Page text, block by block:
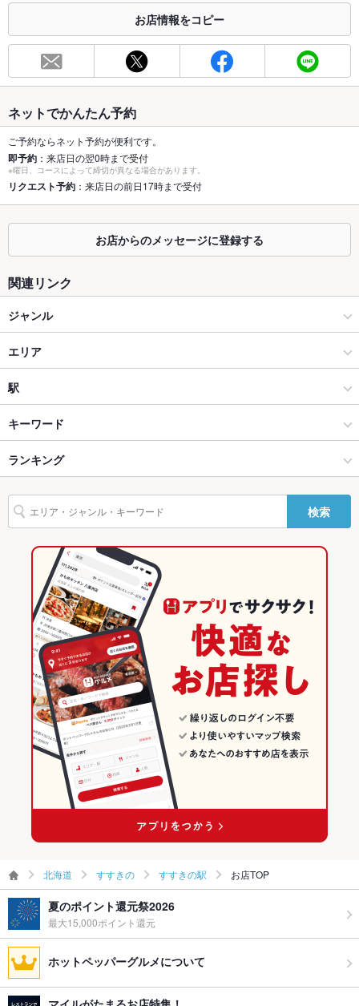
合わせください。
お席
100席(個室・テーブル席・カウンター)
容人数
個室 あり ：2室限定でご用意しております。
座敷 なし ：座敷席はございません。
掘りごたつ なし ：掘りごたつ席はございません。
あり ：バーカウンターをご用意しております。
貸切
貸切可 ：40名様から貸切可能です。お気軽にお問合せくださ
夜景がきれ
いなお席
設備
Wi-Fi
ー
駐車場 なし
カラオケ設
あり
バンド演奏 可
TV・プロジ
ェクタ
あり
その他設備 お気軽に店舗までお問い合わせください。
その他
飲み放題 あり ：単品でも飲み放題利用が可能◎1480円
なし ：食べ放題はございません。
カクテル充実、日本酒充実、ワイン充実
お子様連れ お子様連れOK
ウェディン
グパーティ
ー二次会
力入れてます！お気軽に店舗までお問い合わせ下さい！
お祝い・サ
プライズ対
応
可
ライブショ
お店情報をコピー
ネットでかんたん予約
ご予約ならネット予約が便利です。
即予約 ：来店日の翌0時まで受付
※曜日、コースによって締切が異なる場合があります。
リクエスト予約 ：来店日の前日17時まで受付
お店からのメッセージに登録する
関連リンク
ジャンル
居酒屋
創作
すすきの × 居酒屋
すすきの × 創作
すすきの駅 × 居酒屋
すすきの駅 × 創作
ダイニングバー・バル
和風・創作
すすきの × ダイニングバー・バル
すすきの × 和風・創作
すすきの駅 × ダイニングバー・バル
すすきの駅 × 和風・創作
エリア
すすきの駅
すすきの駅 × 居酒屋
すすきの駅 × 創作
すすきの駅 × ダイニングバー・バル
すすきの駅 × 和風・創作
北海道 × 居酒屋
北海道 × 創作
北海道 × ダイニングバー・バル
北海道 × 和風・創作
駅
大通駅
すすきの駅
豊水すすきの駅
キーワード
卵焼き からあげ
塩ラーメン
ランキング
北海道のグルメランキング
北海道の居酒屋ランキング
すすきののグルメランキング
すすきのの居酒屋ランキング
すすきの駅のグルメランキング
すすきの駅の居酒屋ランキング
検索
北海道 すすきの すすきの駅 お店TOP
夏のポイント還元祭2026
最大15,000ポイント還元
ホットペッパーグルメについて